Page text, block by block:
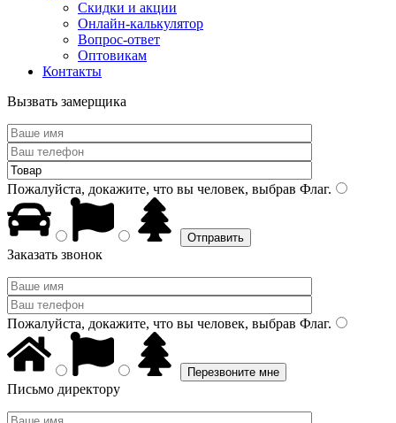
Скидки и акции
Онлайн-калькулятор
Вопрос-ответ
Оптовикам
Контакты
Вызвать замерщика
Пожалуйста, докажите, что вы человек, выбрав Флаг.
Заказать звонок
Пожалуйста, докажите, что вы человек, выбрав Флаг.
Письмо директору